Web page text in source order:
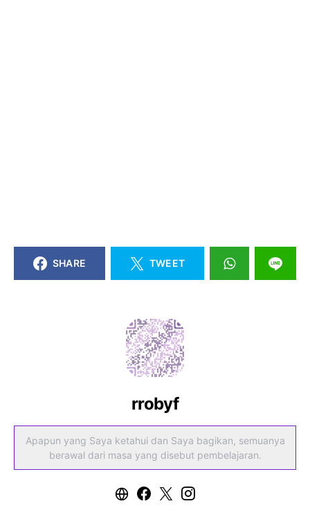
SHARE TWEET
rrobyf
Apapun yang Saya ketahui dan Saya bagikan, semuanya
berawal dari masa yang disebut pembelajaran.